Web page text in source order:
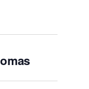
,
,
s
,